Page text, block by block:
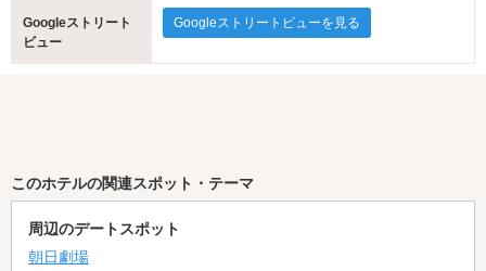
Googleストリート
ビュー
Googleストリートビューを見る
このホテルの関連スポット・テーマ
周辺のデートスポット
朝日劇場